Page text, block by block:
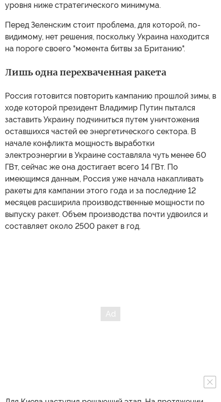
уровня ниже стратегического минимума.
Перед Зеленским стоит проблема, для которой, по-
видимому, нет решения, поскольку Украина находится
на пороге своего "момента битвы за Британию".
Лишь одна перехваченная ракета
Россия готовится повторить кампанию прошлой зимы, в
ходе которой президент Владимир Путин пытался
заставить Украину подчиниться путем уничтожения
оставшихся частей ее энергетического сектора. В
начале конфликта мощность выработки
электроэнергии в Украине составляла чуть менее 60
ГВт, сейчас же она достигает всего 14 ГВт. По
имеющимся данным, Россия уже начала накапливать
ракеты для кампании этого года и за последние 12
месяцев расширила производственные мощности по
выпуску ракет. Объем производства почти удвоился и
составляет около 2500 ракет в год.